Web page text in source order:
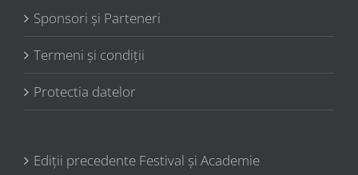
Sponsori şi Parteneri
Termeni şi condiţii
Protectia datelor
Ediții precedente Festival și Academie